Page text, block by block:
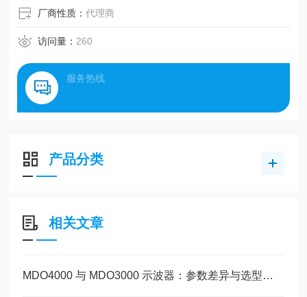
厂商性质：代理商
访问量： 260
服务热线
产品分类
相关文章
MDO4000 与 MDO3000 示波器：参数差异与选型指南